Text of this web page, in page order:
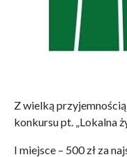
Z wielką
konkursu pt. „Lokalna
I miejsce – 500 zł za